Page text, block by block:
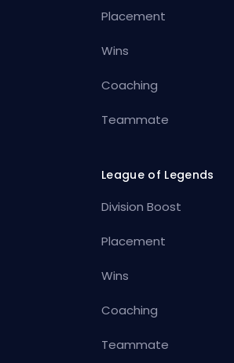
Placement
Wins
Coaching
Teammate
League of Legends
Division Boost
Placement
Wins
Coaching
Teammate